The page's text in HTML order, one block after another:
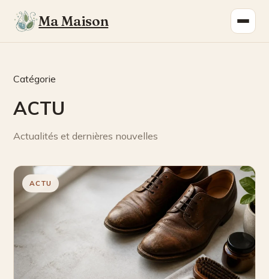
Ma Maison
Catégorie
ACTU
Actualités et dernières nouvelles
ACTU